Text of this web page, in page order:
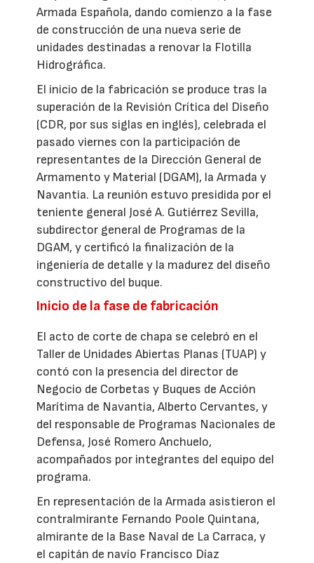
Armada Española, dando comienzo a la fase
de construcción de una nueva serie de
unidades destinadas a renovar la Flotilla
Hidrográfica.
El inicio de la fabricación se produce tras la
superación de la Revisión Crítica del Diseño
(CDR, por sus siglas en inglés), celebrada el
pasado viernes con la participación de
representantes de la Dirección General de
Armamento y Material (DGAM), la Armada y
Navantia. La reunión estuvo presidida por el
teniente general José A. Gutiérrez Sevilla,
subdirector general de Programas de la
DGAM, y certificó la finalización de la
ingeniería de detalle y la madurez del diseño
constructivo del buque.
Inicio de la fase de fabricación
El acto de corte de chapa se celebró en el
Taller de Unidades Abiertas Planas (TUAP) y
contó con la presencia del director de
Negocio de Corbetas y Buques de Acción
Marítima de Navantia, Alberto Cervantes, y
del responsable de Programas Nacionales de
Defensa, José Romero Anchuelo,
acompañados por integrantes del equipo del
programa.
En representación de la Armada asistieron el
contralmirante Fernando Poole Quintana,
almirante de la Base Naval de La Carraca, y
el capitán de navío Francisco Díaz